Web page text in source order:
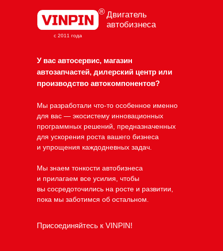
Мы разработали что-то особенное именно
для вас — экосистему инновационных
программных решений, предназначенных
для ускорения роста вашего бизнеса
и упрощения каждодневных задач.
Мы знаем тонкости автобизнеса
и прилагаем все усилия, чтобы
вы сосредоточились на росте и развитии,
пока мы заботимся об остальном.
Двигатель
автобизнеса
У вас автосервис, магазин
автозапчастей, дилерский центр или
производство автокомпонентов?
Присоединяйтесь к VINPIN!
®
с 2011 года